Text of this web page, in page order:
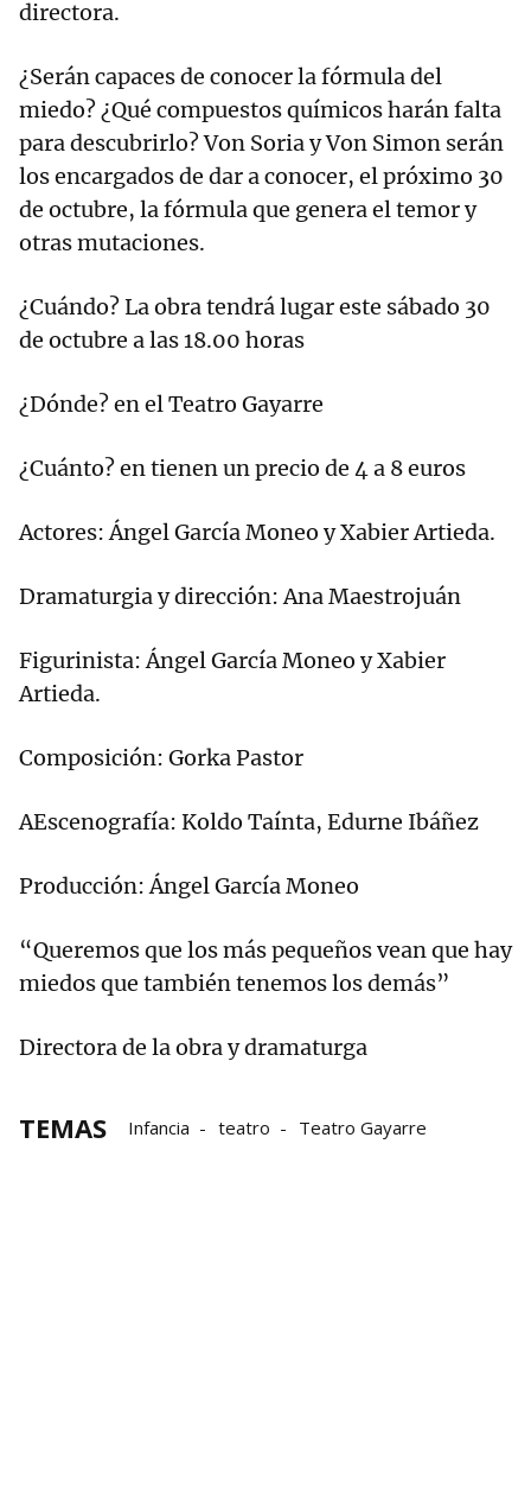
directora.
¿Serán capaces de conocer la fórmula del
miedo? ¿Qué compuestos químicos harán falta
para descubrirlo? Von Soria y Von Simon serán
los encargados de dar a conocer, el próximo 30
de octubre, la fórmula que genera el temor y
otras mutaciones.
¿Cuándo? La obra tendrá lugar este sábado 30
de octubre a las 18.00 horas
¿Dónde? en el Teatro Gayarre
¿Cuánto? en tienen un precio de 4 a 8 euros
Actores: Ángel García Moneo y Xabier Artieda.
Dramaturgia y dirección: Ana Maestrojuán
Figurinista: Ángel García Moneo y Xabier
Artieda.
Composición: Gorka Pastor
AEscenografía: Koldo Taínta, Edurne Ibáñez
Producción: Ángel García Moneo
“Queremos que los más pequeños vean que hay
miedos que también tenemos los demás”
Directora de la obra y dramaturga
TEMAS Infancia teatro Teatro Gayarre